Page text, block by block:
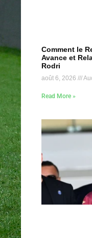
Comment le
Avance et
Rodri
août 6, 2026
Read More »